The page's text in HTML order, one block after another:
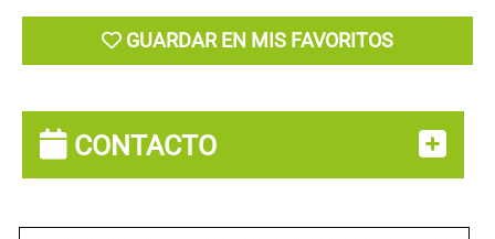
GUARDAR EN MIS FAVORITOS
CONTACTO